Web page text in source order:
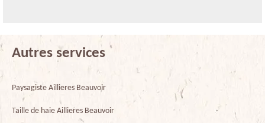
Autres services
Paysagiste Aillieres Beauvoir
Taille de haie Aillieres Beauvoir